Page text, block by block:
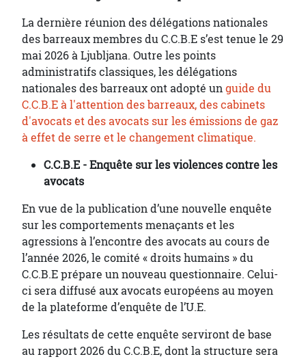
La dernière réunion des délégations nationales
des barreaux membres du C.C.B.E s’est tenue le 29
mai 2026 à Ljubljana. Outre les points
administratifs classiques, les délégations
nationales des barreaux ont adopté unguide du
C.C.B.E à l'attention des barreaux, des cabinets
d'avocats et des avocats sur les émissions de gaz
à effet de serre et le changement climatique.
C.C.B.E - Enquête sur les violences contre les
avocats
En vue de la publication d’une nouvelle enquête
sur les comportements menaçants et les
agressions à l’encontre des avocats au cours de
l’année 2026, le comité « droits humains » du
C.C.B.E prépare un nouveau questionnaire. Celui-
ci sera diffusé aux avocats européens au moyen
de la plateforme d’enquête de l’U.E.
Les résultats de cette enquête serviront de base
au rapport 2026 du C.C.B.E, dont la structure sera